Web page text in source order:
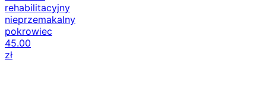
rehabilitacyjny
nieprzemakalny
pokrowiec
45.00
zł